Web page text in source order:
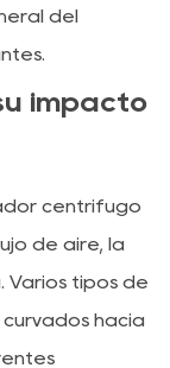
del
impacto
centrífugo
de aire, la
Varios tipos de
hacia